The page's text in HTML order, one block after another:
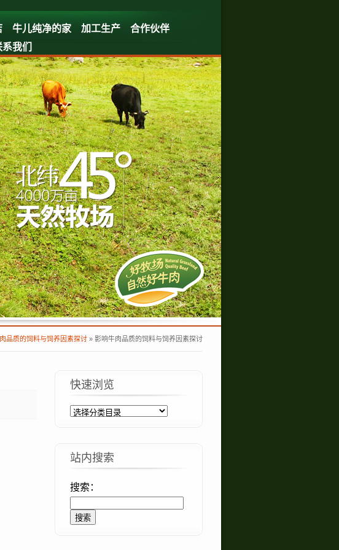
牛儿纯净的家 加工生产
合作伙伴
我们
品质的饲料与饲养因素探讨 » 影响牛肉品质的饲料与饲养因素探讨
快速浏览
站内搜索
搜索：